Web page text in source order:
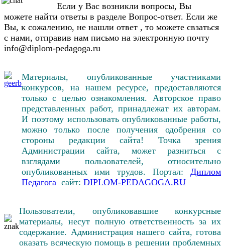
Если у Вас возникли вопросы, Вы
можете найти ответы в разделе Вопрос-ответ. Если же
Вы, к сожалению, не нашли ответ , то можете свзаться
с нами, отправив нам письмо на электронную почту
info@diplom-pedagoga.ru
Материалы, опубликованные участниками
конкурсов, на нашем ресурсе, предоставляются
только с целью ознакомления. Авторское право
представленных работ, принадлежат их авторам.
И поэтому использовать опубликованные работы,
можно только после получения одобрения со
стороны редакции сайта! Точка зрения
Администрации сайта, может разниться с
взглядами пользователей, относительно
опубликованных ими трудов. Портал: Диплом
Педагога сайт: DIPLOM-PEDAGOGA.RU
Пользователи, опубликовавшие конкурсные
материалы, несут полную ответственность за их
содержание. Администрация нашего сайта, готова
оказать всяческую помощь в решении проблемных